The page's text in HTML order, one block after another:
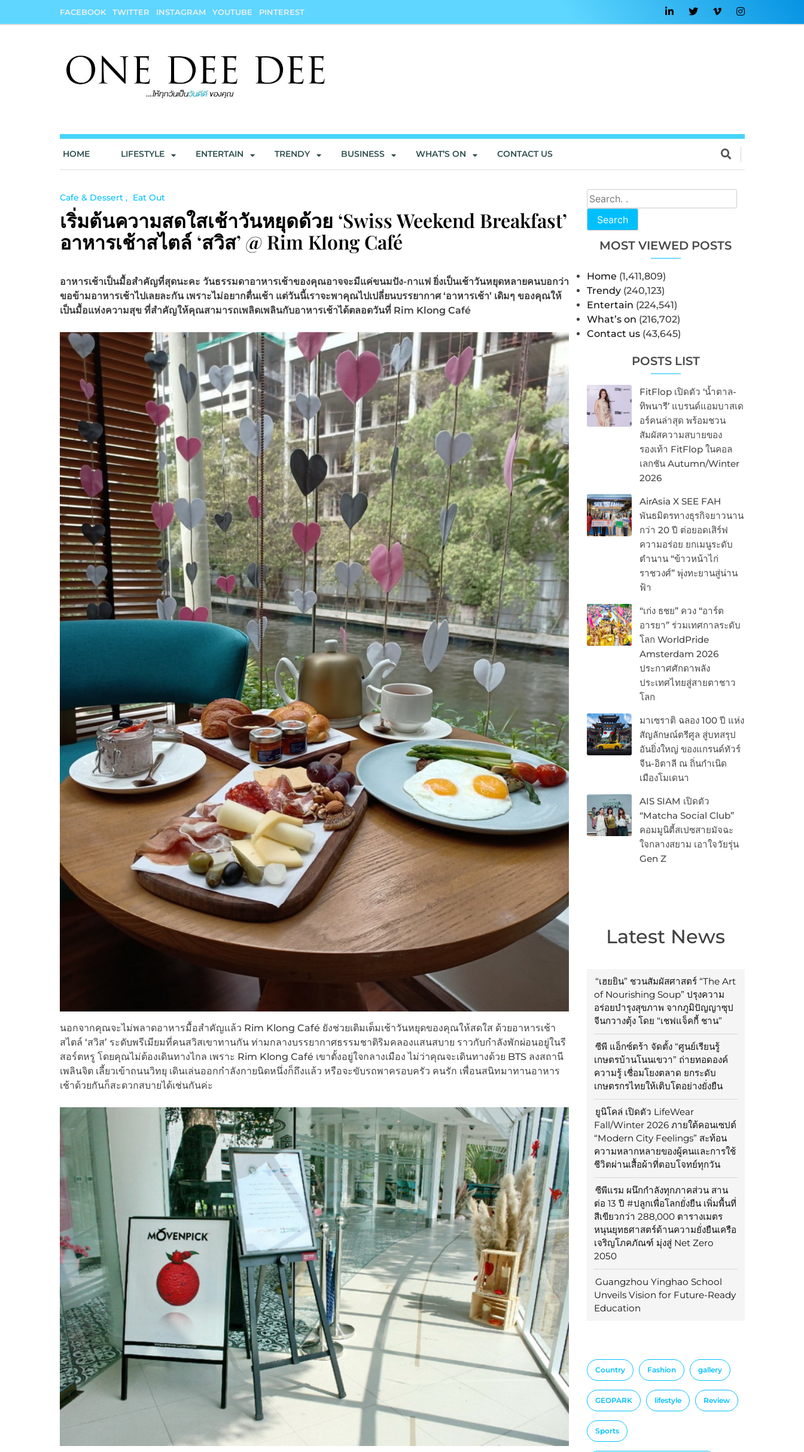
FACEBOOK TWITTER INSTAGRAM YOUTUBE PINTEREST
HOME LIFESTYLE ENTERTAIN TRENDY BUSINESS WHAT’S ON CONTACT US
Search
MOST VIEWED POSTS
Home (1,411,809)
Trendy (240,123)
Entertain (224,541)
What’s on (216,702)
Contact us (43,645)
POSTS LIST
FitFlop เปิดตัว ‘น้ำตาล-
ทิพนารี’ แบรนด์แอมบาสเด
อร์คนล่าสุด พร้อมชวน
สัมผัสความสบายของ
รองเท้า FitFlop ในคอล
เลกชัน Autumn/Winter
2026
AirAsia X SEE FAH
พันธมิตรทางธุรกิจยาวนาน
กว่า 20 ปี ต่อยอดเสิร์ฟ
ความอร่อย ยกเมนูระดับ
ตำนาน “ข้าวหน้าไก่
ราชวงศ์” พุ่งทะยานสู่น่าน
ฟ้า
“เก่ง ธชย” ควง “อาร์ต
อารยา” ร่วมเทศกาลระดับ
โลก WorldPride
Amsterdam 2026
ประกาศศักดาพลัง
ประเทศไทยสู่สายตาชาว
โลก
มาเซราติ ฉลอง 100 ปี แห่ง
สัญลักษณ์ตรีศูล สู่บทสรุป
อันยิ่งใหญ่ ของแกรนด์ทัวร์
จีน-อิตาลี ณ ถิ่นกำเนิด
เมืองโมเดนา
AIS SIAM เปิดตัว
“Matcha Social Club”
คอมมูนิตี้สเปซสายมัจฉะ
ใจกลางสยาม เอาใจวัยรุ่น
Gen Z
Latest News
“เฮยยิน” ชวนสัมผัสศาสตร์ “The Art
of Nourishing Soup” ปรุงความ
อร่อยบำรุงสุขภาพ จากภูมิปัญญาซุป
จีนกวางตุ้ง โดย “เชฟแจ็คกี้ ชาน”
ซีพี แอ็กซ์ตร้า จัดตั้ง “ศูนย์เรียนรู้
เกษตรบ้านโนนเขวา” ถ่ายทอดองค์
ความรู้ เชื่อมโยงตลาด ยกระดับ
เกษตรกรไทยให้เติบโตอย่างยั่งยืน
ยูนิโคล่ เปิดตัว LifeWear
Fall/Winter 2026 ภายใต้คอนเซปต์
“Modern City Feelings” สะท้อน
ความหลากหลายของผู้คนและการใช้
ชีวิตผ่านเสื้อผ้าที่ตอบโจทย์ทุกวัน
ซีพีแรม ผนึกกำลังทุกภาคส่วน สาน
ต่อ 13 ปี #ปลูกเพื่อโลกยั่งยืน เพิ่มพื้นที่
สีเขียวกว่า 288,000 ตารางเมตร
หนุนยุทธศาสตร์ด้านความยั่งยืนเครือ
เจริญโภคภัณฑ์ มุ่งสู่ Net Zero
2050
Guangzhou Yinghao School
Unveils Vision for Future-Ready
Education
Country Fashion gallery
GEOPARK lifestyle Review
Sports
Cafe & Dessert Eat Out
เริ่มต้นความสดใสเช้าวันหยุดด้วย ‘Swiss Weekend Breakfast’
อาหารเช้าสไตล์ ‘สวิส’ @ Rim Klong Café
อาหารเช้าเป็นมื้อสำคัญที่สุดนะคะ วันธรรมดาอาหารเช้าของคุณอาจจะมีแค่ขนมปัง-กาแฟ ยิ่งเป็นเช้าวันหยุดหลายคนบอกว่า
ขอข้ามอาหารเช้าไปเลยละกัน เพราะไม่อยากตื่นเช้า แต่วันนี้เราจะพาคุณไปเปลี่ยนบรรยากาศ ‘อาหารเช้า’ เดิมๆ ของคุณให้
เป็นมื้อแห่งความสุข ที่สำคัญให้คุณสามารถเพลิดเพลินกับอาหารเช้าได้ตลอดวันที่ Rim Klong Café
นอกจากคุณจะไม่พลาดอาหารมื้อสำคัญแล้ว Rim Klong Café ยังช่วยเติมเต็มเช้าวันหยุดของคุณให้สดใส ด้วยอาหารเช้า
สไตล์ ‘สวิส’ ระดับพรีเมียมที่คนสวิสเขาทานกัน ท่ามกลางบรรยากาศธรรมชาติริมคลองแสนสบาย ราวกับกำลังพักผ่อนอยู่ในรี
สอร์ตหรู โดยคุณไม่ต้องเดินทางไกล เพราะ Rim Klong Café เขาตั้งอยู่ใจกลางเมือง ไม่ว่าคุณจะเดินทางด้วย BTS ลงสถานี
เพลินจิต เลี้ยวเข้าถนนวิทยุ เดินเล่นออกกำลังกายนิดหนึ่งก็ถึงแล้ว หรือจะขับรถพาครอบครัว คนรัก เพื่อนสนิทมาทานอาหาร
เช้าด้วยกันก็สะดวกสบายได้เช่นกันค่ะ